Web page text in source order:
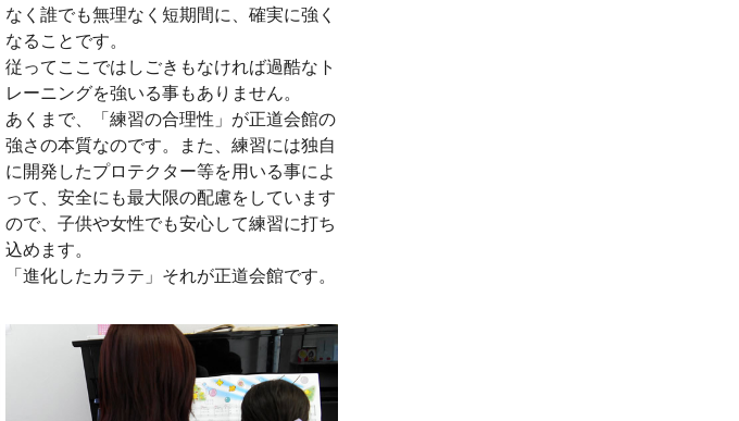
なく誰でも無理なく短期間に、確実に強く
なることです。
従ってここではしごきもなければ過酷なト
レーニングを強いる事もありません。
あくまで、「練習の合理性」が正道会館の
強さの本質なのです。また、練習には独自
に開発したプロテクター等を用いる事によ
って、安全にも最大限の配慮をしています
ので、子供や女性でも安心して練習に打ち
込めます。
「進化したカラテ」それが正道会館です。